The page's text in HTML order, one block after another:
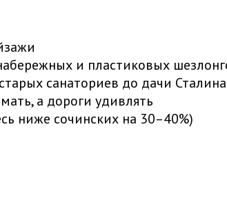
и пластиковых
санаториев до дачи Сталина
а дороги удивлять
ниже сочинских на 30–40%)